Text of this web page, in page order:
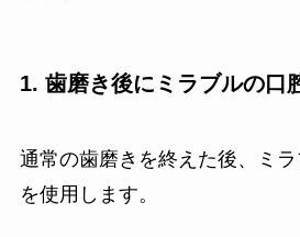
1. 歯磨き後にミラブルの口
通常の歯磨きを終えた後、ミ
を使用します。